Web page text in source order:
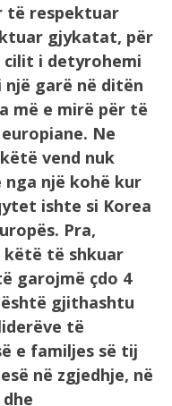
të respektuar
gjykatat, për
i detyrohemi
garë në ditën
më e mirë për të
Ne
vend nuk
nga një kohë kur
ishte si Korea
Pra,
këtë të shkuar
garojmë çdo 4
gjithashtu
të
e familjes së tij
në zgjedhje, në